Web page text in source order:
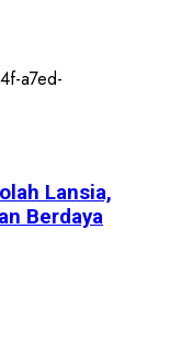
Lansia,
Berdaya